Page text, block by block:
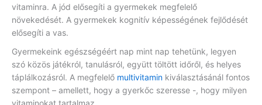
vitaminra. A jód elősegíti a gyermekek megfelelő
növekedését. A gyermekek kognitív képességének fejlődését
elősegíti a vas.
Gyermekeink egészségéért nap mint nap tehetünk, legyen
szó közös játékról, tanulásról, együtt töltött időről, és helyes
táplálkozásról. A megfelelő multivitamin kiválasztásánál fontos
szempont – amellett, hogy a gyerkőc szeresse -, hogy milyen